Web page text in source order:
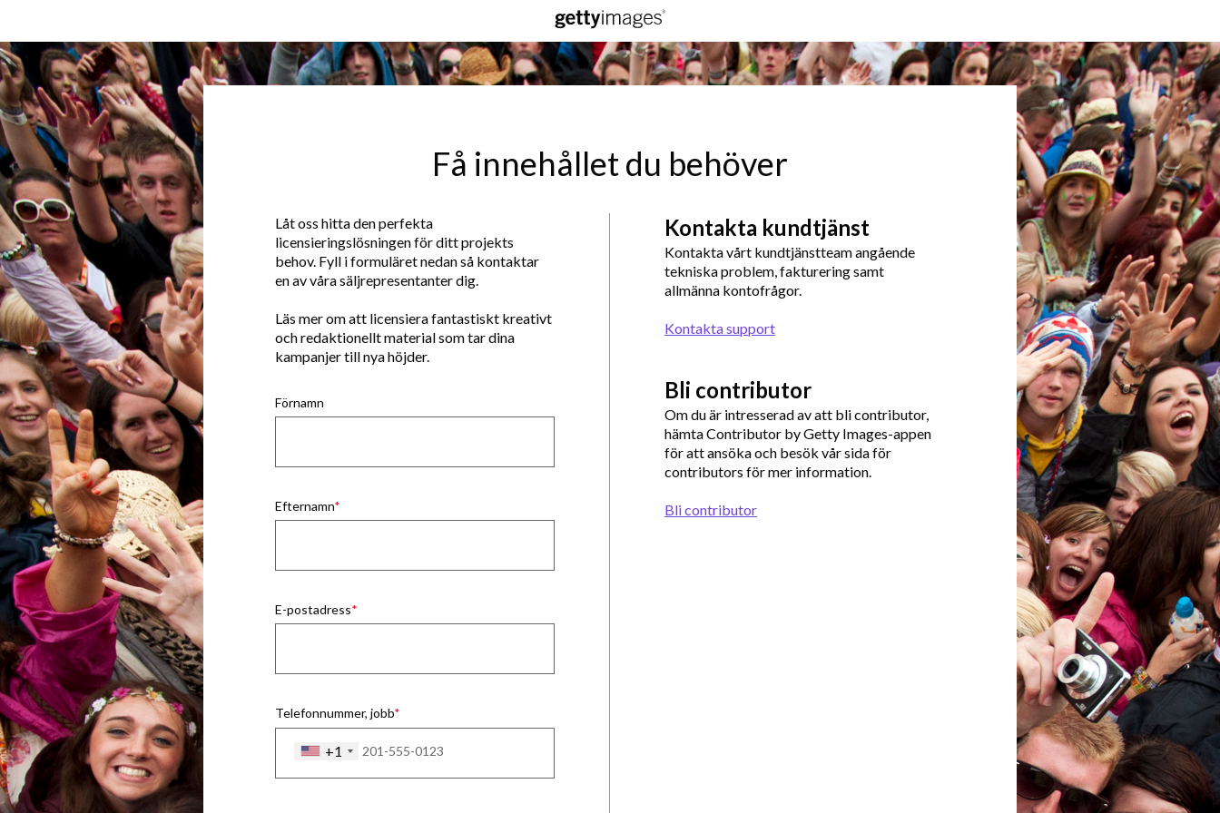
Få innehållet du behöver
Låt oss hitta den perfekta
licensieringslösningen för ditt projekts
behov. Fyll i formuläret nedan så kontaktar
en av våra säljrepresentanter dig.
Läs mer om att licensiera fantastiskt kreativt
och redaktionellt material som tar dina
kampanjer till nya höjder.
Förnamn
Efternamn
E-postadress
Telefonnummer, jobb
+1
Kontakta kundtjänst
Kontakta vårt kundtjänstteam angående
tekniska problem, fakturering samt
allmänna kontofrågor.
Kontakta support
Bli contributor
Om du är intresserad av att bli contributor,
hämta Contributor by Getty Images-appen
för att ansöka och besök vår sida för
contributors för mer information.
Bli contributor